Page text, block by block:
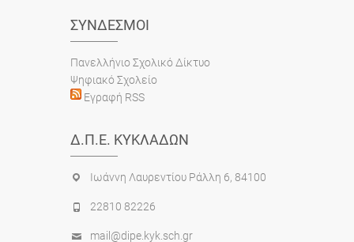
ΣΎΝΔΕΣΜΟΙ
Πανελλήνιο Σχολικό Δίκτυο
Ψηφιακό Σχολείο
Εγραφή RSS
Δ.Π.Ε. ΚΥΚΛΆΔΩΝ
Ιωάννη Λαυρεντίου Ράλλη 6, 84100
22810 82226
mail@dipe.kyk.sch.gr